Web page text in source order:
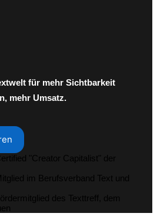
für mehr Sichtbarkeit
mehr Umsatz.